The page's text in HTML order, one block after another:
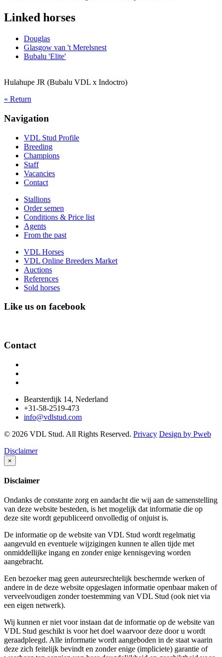
Linked horses
Douglas
Glasgow van 't Merelsnest
Bubalu 'Elite'
Hulahupe JR (Bubalu VDL x Indoctro)
« Return
Navigation
VDL Stud Profile
Breeding
Champions
Staff
Vacancies
Contact
Stallions
Order semen
Conditions & Price list
Agents
From the past
VDL Horses
VDL Online Breeders Market
Auctions
References
Sold horses
Like us on facebook
Contact
Bearsterdijk 14, Nederland
+31-58-2519-473
info@vdlstud.com
© 2026 VDL Stud. All Rights Reserved. Privacy Design by Pweb
Disclaimer
×
Disclaimer
Ondanks de constante zorg en aandacht die wij aan de samenstelling
van deze website besteden, is het mogelijk dat informatie die op
deze site wordt gepubliceerd onvolledig of onjuist is.
De informatie op de website van VDL Stud wordt regelmatig
aangevuld en eventuele wijzigingen kunnen te allen tijde met
onmiddellijke ingang en zonder enige kennisgeving worden
aangebracht.
Een bezoeker mag geen auteursrechtelijk beschermde werken of
andere in de deze website opgeslagen informatie openbaar maken of
verveelvoudigen zonder toestemming van VDL Stud (ook niet via
een eigen netwerk).
Wij kunnen er niet voor instaan dat de informatie op de website van
VDL Stud geschikt is voor het doel waarvoor deze door u wordt
geraadpleegd. Alle informatie wordt aangeboden in de staat waarin
deze zich feitelijk bevindt en zonder enige (impliciete) garantie of